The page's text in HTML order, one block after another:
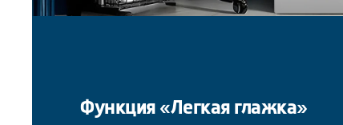
Функция «Легкая глажка»